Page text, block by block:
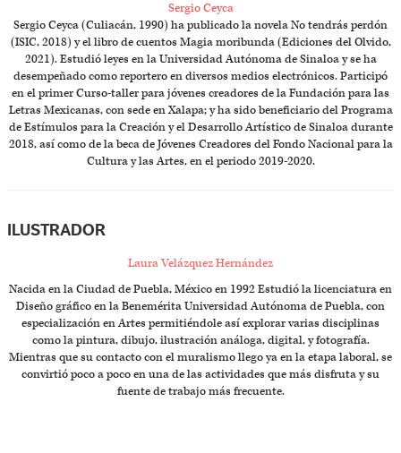
Sergio Ceyca
Sergio Ceyca (Culiacán, 1990) ha publicado la novela No tendrás perdón
(ISIC, 2018) y el libro de cuentos Magia moribunda (Ediciones del Olvido,
2021). Estudió leyes en la Universidad Autónoma de Sinaloa y se ha
desempeñado como reportero en diversos medios electrónicos. Participó
en el primer Curso-taller para jóvenes creadores de la Fundación para las
Letras Mexicanas, con sede en Xalapa; y ha sido beneficiario del Programa
de Estímulos para la Creación y el Desarrollo Artístico de Sinaloa durante
2018, así como de la beca de Jóvenes Creadores del Fondo Nacional para la
Cultura y las Artes, en el periodo 2019-2020.
ILUSTRADOR
Laura Velázquez Hernández
Nacida en la Ciudad de Puebla, México en 1992 Estudió la licenciatura en
Diseño gráfico en la Benemérita Universidad Autónoma de Puebla, con
especialización en Artes permitiéndole así explorar varias disciplinas
como la pintura, dibujo, ilustración análoga, digital, y fotografía.
Mientras que su contacto con el muralismo llego ya en la etapa laboral, se
convirtió poco a poco en una de las actividades que más disfruta y su
fuente de trabajo más frecuente.